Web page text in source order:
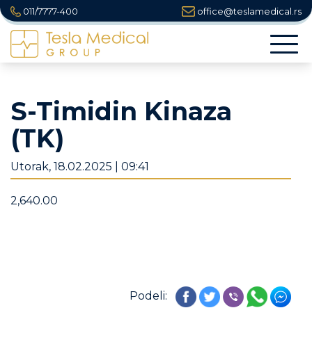
011/7777-400 office@teslamedical.rs
S-Timidin Kinaza
(TK)
Utorak, 18.02.2025 | 09:41
2,640.00
Podeli: